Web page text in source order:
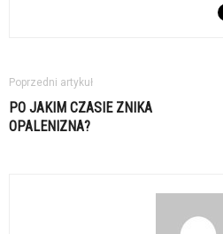
Poprzedni artykuł
PO JAKIM CZASIE ZNIKA
OPALENIZNA?